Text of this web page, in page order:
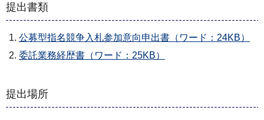
提出書類
公募型指名競争入札参加意向申出書（ワード：24KB）
委託業務経歴書（ワード：25KB）
提出場所